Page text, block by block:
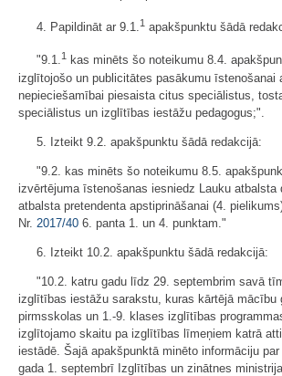
4. Papildināt ar 9.1.1 apakšpunktu šādā
"9.1.1
kas minēts šo noteikumu 8.4.
izglītojošo un publicitātes pasākumu īstenošanai
nepieciešamībai piesaista citus speciālistus,
speciālistus un izglītības iestāžu pedagogus;".
5. Izteikt 9.2. apakšpunktu šādā redakcijā:
"9.2. kas minēts šo noteikumu 8.5.
izvērtējuma īstenošanas iesniedz Lauku atbalsta
atbalsta pretendenta apstiprināšanai (4.
Nr. 2017/40 6. panta 1. un 4. punktam."
6. Izteikt 10.2. apakšpunktu šādā redakcijā:
"10.2. katru gadu līdz 29. septembrim savā
izglītības iestāžu sarakstu, kuras kārtējā mācību
pirmsskolas un 1.-9. klases izglītības
izglītojamo skaitu pa izglītības līmeņiem katrā
iestādē. Šajā apakšpunktā minēto informāciju
gada 1. septembrī Izglītības un zinātnes